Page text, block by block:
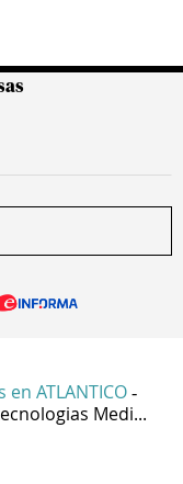
en ATLANTICO -
Medi...